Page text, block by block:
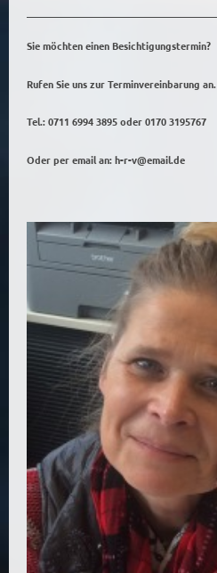
Sie möchten einen Besichtigungstermin?
Rufen Sie uns zur Terminvereinbarung an.
Tel.: 0711 6994 3895 oder 0170 3195767
Oder per email an: h-r-v@email.de